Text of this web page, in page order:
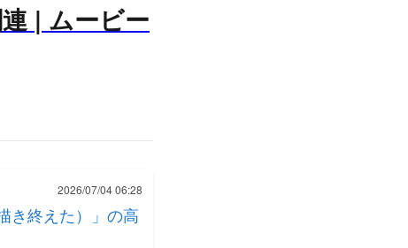
| ムービー
2026/07/04 06:28
き終えた）」の高